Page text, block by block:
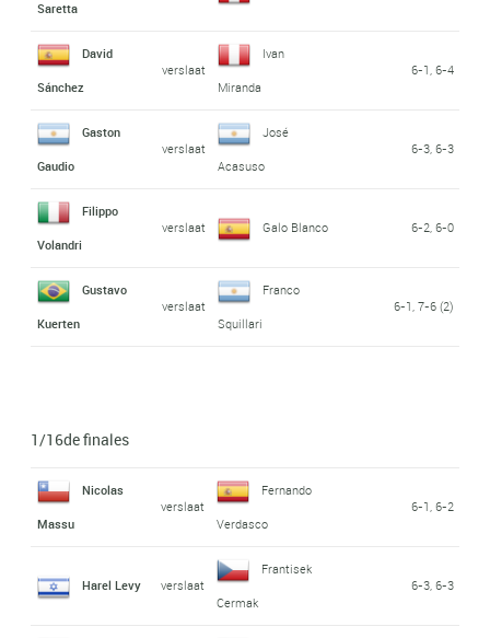
Saretta
David
Sánchez
verslaat
Ivan
Miranda
6-1, 6-4
Gaston
Gaudio
verslaat
José
Acasuso
6-3, 6-3
Filippo
Volandri
verslaat Galo Blanco 6-2, 6-0
Gustavo
Kuerten
verslaat
Franco
Squillari
6-1, 7-6 (2)
1/16de finales
Nicolas
Massu
verslaat
Fernando
Verdasco
6-1, 6-2
Harel Levy verslaat
Frantisek
Cermak
6-3, 6-3